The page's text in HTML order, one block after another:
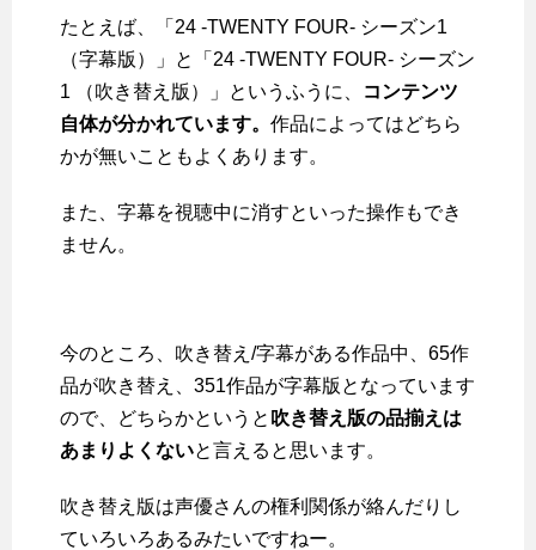
たとえば、「24 -TWENTY FOUR- シーズン1
（字幕版）」と「24 -TWENTY FOUR- シーズン
1 （吹き替え版）」というふうに、
コンテンツ
自体が分かれています。 作品によってはどちら
かが無いこともよくあります。
また、字幕を視聴中に消すといった操作もでき
ません。
今のところ、吹き替え/字幕がある作品中、65作
品が吹き替え、351作品が字幕版となっています
ので、どちらかというと 吹き替え版の品揃えは
あまりよくないと言えると思います。
吹き替え版は声優さんの権利関係が絡んだりし
ていろいろあるみたいですねー。